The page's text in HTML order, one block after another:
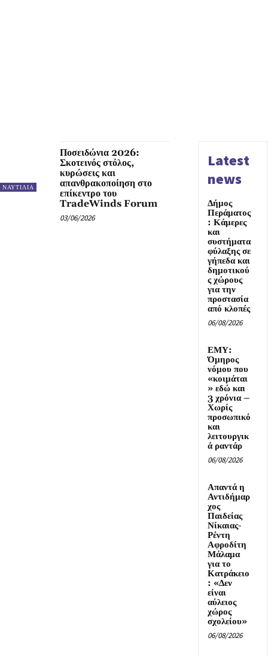
ΝΑΥΤΙΛΙΑ
Ποσειδώνια 2026:
Σκοτεινός στόλος,
κυρώσεις και
απανθρακοποίηση στο
επίκεντρο του
TradeWinds Forum
03/06/2026
Latest
news
Δήμος
Περάματος
: Κάμερες
και
συστήματα
φύλαξης σε
γήπεδα και
δημοτικού
ς χώρους
για την
προστασία
από κλοπές
06/08/2026
ΕΜΥ:
Όμηρος
νόμου που
«κοιμάται
» εδώ και
3 χρόνια –
Χωρίς
προσωπικό
και
λειτουργικ
ά ραντάρ
06/08/2026
Απαντά η
Αντιδήμαρ
χος
Παιδείας
Νίκαιας-
Ρέντη
Αφροδίτη
Μάλαμα
για το
Κατράκειο
: «Δεν
είναι
αύλειος
χώρος
σχολείου»
06/08/2026